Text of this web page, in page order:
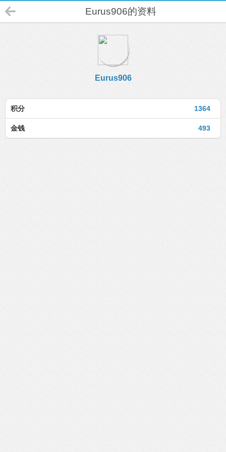
Eurus906的资料
Eurus906
1364
积分
493
金钱